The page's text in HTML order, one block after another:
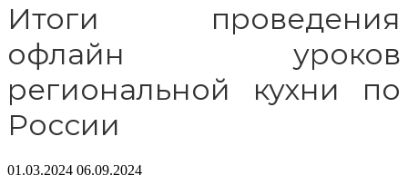
Итоги проведения
офлайн уроков
региональной кухни по
России
01.03.2024 06.09.2024